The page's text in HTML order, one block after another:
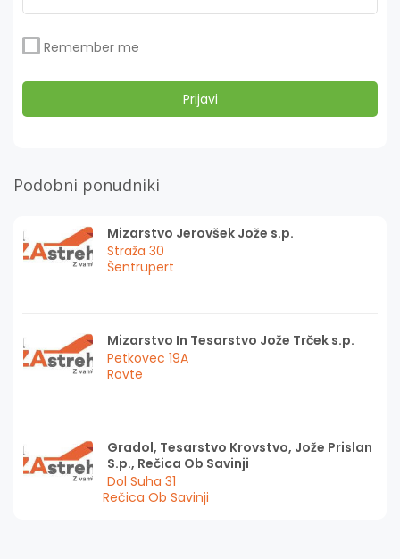
Remember me
Podobni ponudniki
Mizarstvo Jerovšek Jože s.p.
Straža 30
Šentrupert
Mizarstvo In Tesarstvo Jože Trček s.p.
Petkovec 19A
Rovte
Gradol, Tesarstvo Krovstvo, Jože Prislan
S.p., Rečica Ob Savinji
Dol Suha 31
Rečica Ob Savinji